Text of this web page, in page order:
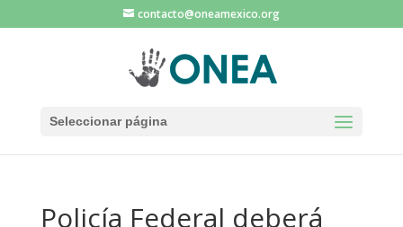
contacto@oneamexico.org
Seleccionar página
Policía Federal deberá